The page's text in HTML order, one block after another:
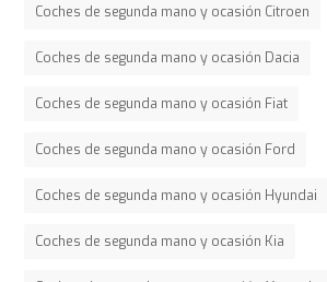
Coches de segunda mano y ocasión Citroen
Coches de segunda mano y ocasión Dacia
Coches de segunda mano y ocasión Fiat
Coches de segunda mano y ocasión Ford
Coches de segunda mano y ocasión Hyundai
Coches de segunda mano y ocasión Kia